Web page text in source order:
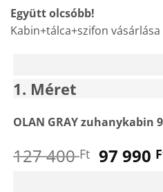
Együtt olcsóbb!
Kabin+tálca+szifon
1 Méret
OLAN GRAY zuhanykabin
127 400Ft 97 990